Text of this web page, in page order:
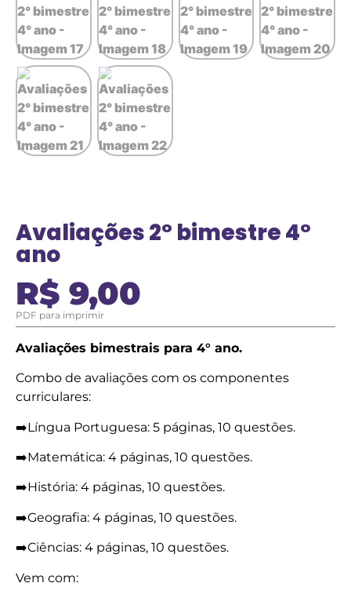
Avaliações 2° bimestre 4°
ano
R$ 9,00
PDF para imprimir
Avaliações bimestrais para 4° ano.
Combo de avaliações com os componentes
curriculares:
➡️Língua Portuguesa: 5 páginas, 10 questões.
➡️Matemática: 4 páginas, 10 questões.
➡️História: 4 páginas, 10 questões.
➡️Geografia: 4 páginas, 10 questões.
➡️Ciências: 4 páginas, 10 questões.
Vem com: